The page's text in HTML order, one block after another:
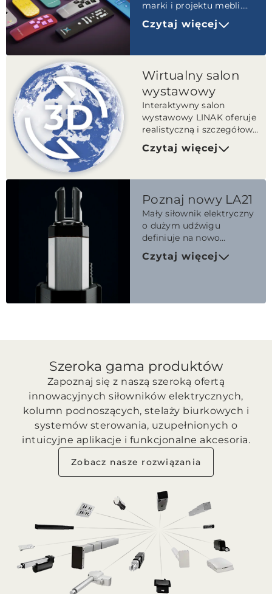
marki i projektu mebli.
Personalizuj piloty LINAK
do mebli
Czytaj więcej
Wirtualny salon
wystawowy
Interaktywny salon
wystawowy LINAK oferuje
realistyczną i szczegółową
prezentację produktów w
technologii 3D.
Czytaj więcej
Poznaj nowy LA21
Mały siłownik elektryczny
o dużym udźwigu
definiuje na nowo
możliwości niewielkich
przestrzeni.
Czytaj więcej
Szeroka gama produktów
Zapoznaj się z naszą szeroką ofertą
innowacyjnych siłowników elektrycznych,
kolumn podnoszących, stelaży biurkowych i
systemów sterowania, uzupełnionych o
intuicyjne aplikacje i funkcjonalne akcesoria.
Zobacz nasze rozwiązania